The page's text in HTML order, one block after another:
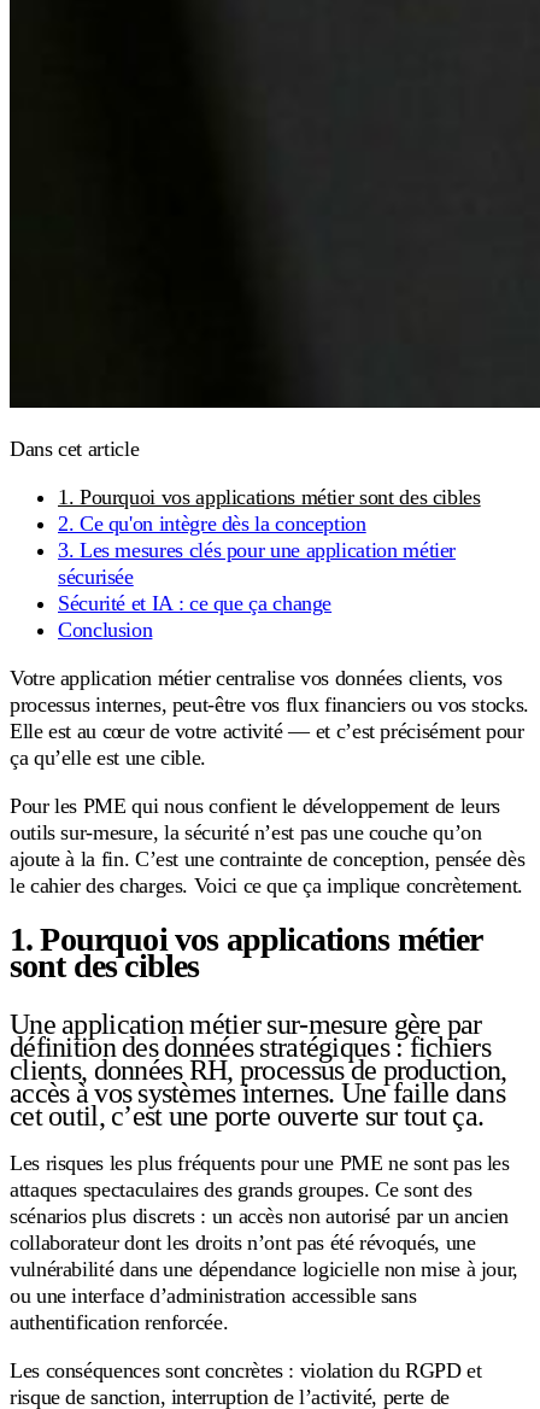
Dans cet article
1. Pourquoi vos applications métier sont des cibles
2. Ce qu'on intègre dès la conception
3. Les mesures clés pour une application métier
sécurisée
Sécurité et IA : ce que ça change
Conclusion
Votre application métier centralise vos données clients, vos
processus internes, peut-être vos flux financiers ou vos stocks.
Elle est au cœur de votre activité — et c’est précisément pour
ça qu’elle est une cible.
Pour les PME qui nous confient le développement de leurs
outils sur-mesure, la sécurité n’est pas une couche qu’on
ajoute à la fin. C’est une contrainte de conception, pensée dès
le cahier des charges. Voici ce que ça implique concrètement.
1. Pourquoi vos applications métier
sont des cibles
Une application métier sur-mesure gère par
définition des données stratégiques : fichiers
clients, données RH, processus de production,
accès à vos systèmes internes. Une faille dans
cet outil, c’est une porte ouverte sur tout ça.
Les risques les plus fréquents pour une PME ne sont pas les
attaques spectaculaires des grands groupes. Ce sont des
scénarios plus discrets : un accès non autorisé par un ancien
collaborateur dont les droits n’ont pas été révoqués, une
vulnérabilité dans une dépendance logicielle non mise à jour,
ou une interface d’administration accessible sans
authentification renforcée.
Les conséquences sont concrètes : violation du RGPD et
risque de sanction, interruption de l’activité, perte de